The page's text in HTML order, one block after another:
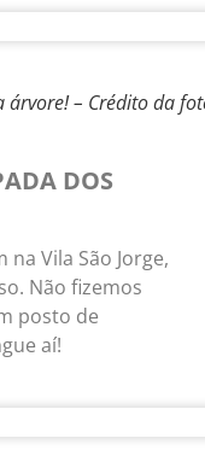
– Crédito da
DOS
Vila São Jorge,
Não fizemos
posto de
aí!